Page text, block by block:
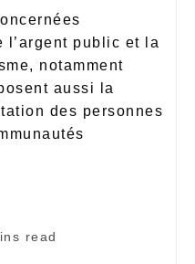
l’argent public et la
notamment
aussi la
des personnes
read